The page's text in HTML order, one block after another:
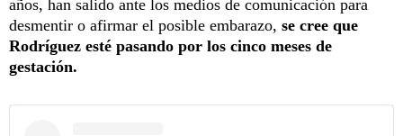
años, han salido ante los medios de comunicación para
desmentir o afirmar el posible embarazo, se cree que
Rodríguez esté pasando por los cinco meses de
gestación.